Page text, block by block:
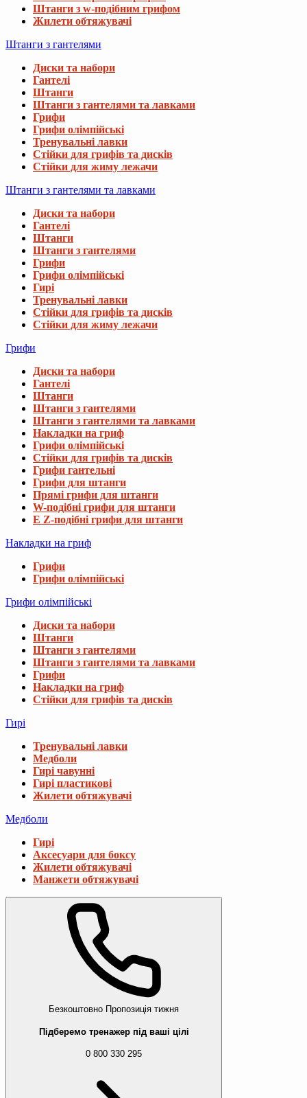
Штанги з w-подібним грифом
Жилети обтяжувачі
Штанги з гантелями
Диски та набори
Гантелі
Штанги
Штанги з гантелями та лавками
Грифи
Грифи олімпійські
Тренувальні лавки
Стійки для грифів та дисків
Стійки для жиму лежачи
Штанги з гантелями та лавками
Диски та набори
Гантелі
Штанги
Штанги з гантелями
Грифи
Грифи олімпійські
Гирі
Тренувальні лавки
Стійки для грифів та дисків
Стійки для жиму лежачи
Грифи
Диски та набори
Гантелі
Штанги
Штанги з гантелями
Штанги з гантелями та лавками
Накладки на гриф
Грифи олімпійські
Стійки для грифів та дисків
Грифи гантельні
Грифи для штанги
Прямі грифи для штанги
W-подібні грифи для штанги
E Z-подібні грифи для штанги
Накладки на гриф
Грифи
Грифи олімпійські
Грифи олімпійські
Диски та набори
Штанги
Штанги з гантелями
Штанги з гантелями та лавками
Грифи
Накладки на гриф
Стійки для грифів та дисків
Гирі
Тренувальні лавки
Медболи
Гирі чавунні
Гирі пластикові
Жилети обтяжувачі
Медболи
Гирі
Аксесуари для боксу
Жилети обтяжувачі
Манжети обтяжувачі
Безкоштовно Пропозиція тижня
Підберемо тренажер під ваші цілі
0 800 330 295